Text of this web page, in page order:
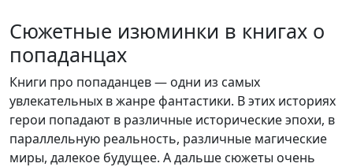
Сюжетные изюминки в книгах о
попаданцах
Книги про попаданцев — одни из самых
увлекательных в жанре фантастики. В этих историях
герои попадают в различные исторические эпохи, в
параллельную реальность, различные магические
миры, далекое будущее. А дальше сюжеты очень